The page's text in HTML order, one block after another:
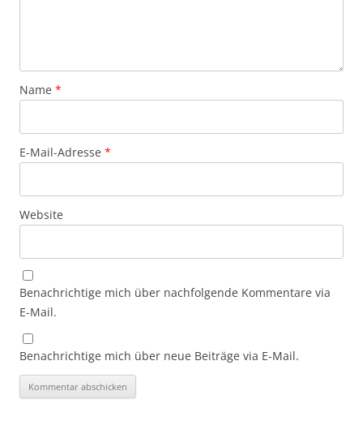
Name *
E-Mail-Adresse *
Website
Benachrichtige mich über nachfolgende Kommentare via
E-Mail.
Benachrichtige mich über neue Beiträge via E-Mail.